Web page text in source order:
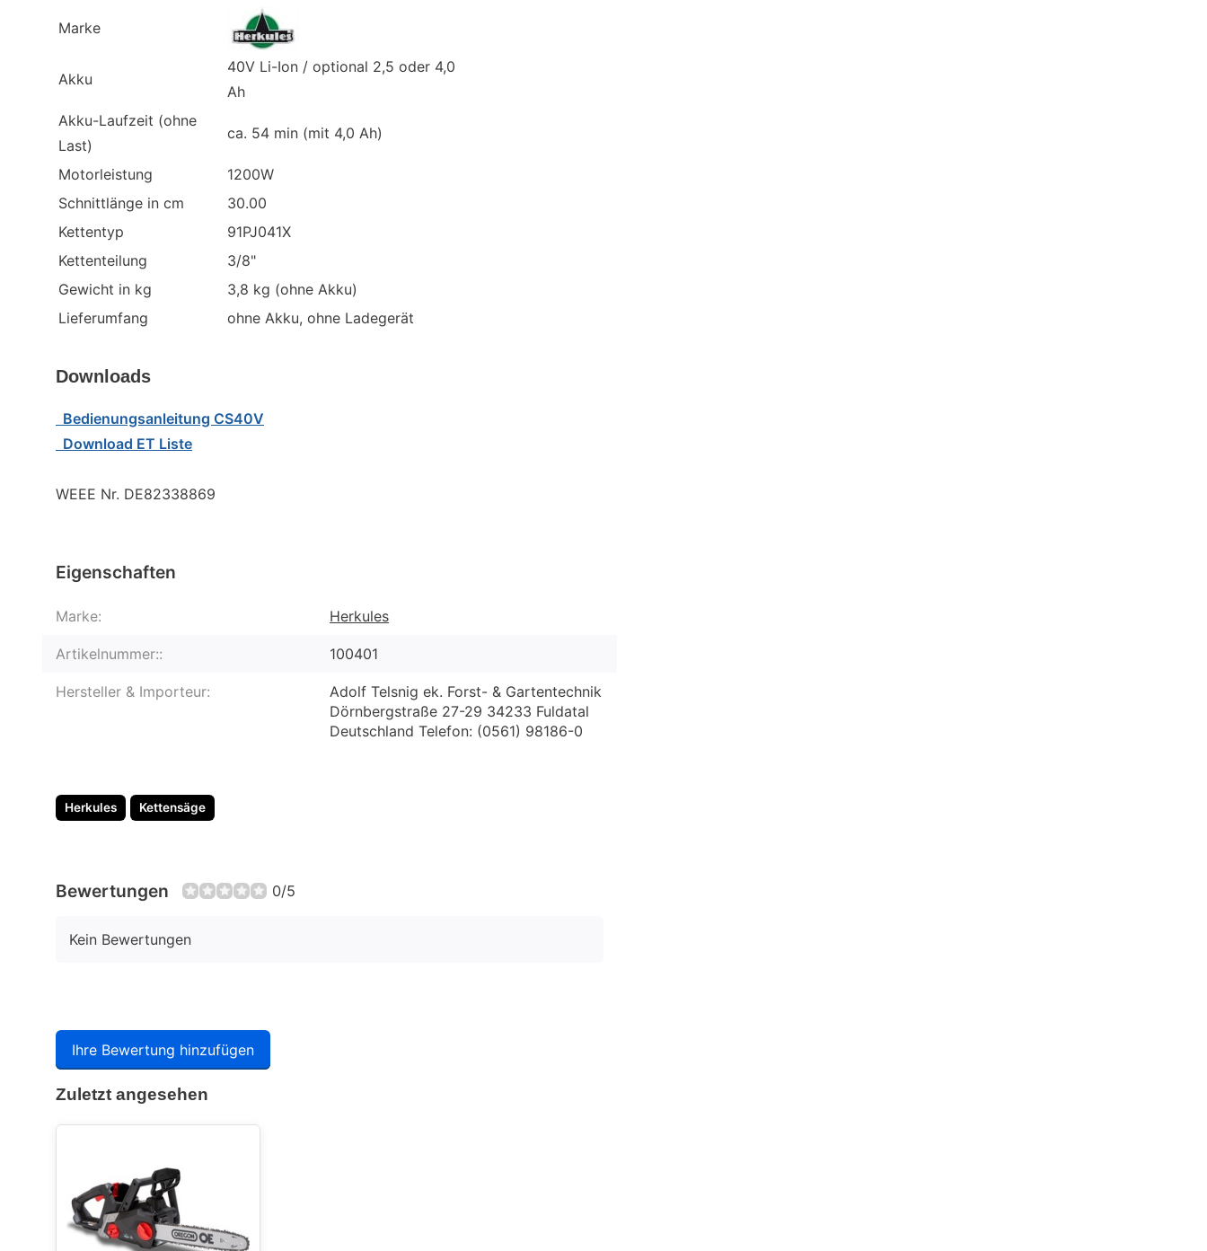
Marke
Akku
40V Li-Ion / optional 2,5 oder 4,0
Ah
Akku-Laufzeit (ohne
Last)
ca. 54 min (mit 4,0 Ah)
Motorleistung
1200W
Schnittlänge in cm
30.00
Kettentyp
91PJ041X
Kettenteilung
3/8"
Gewicht in kg
3,8 kg (ohne Akku)
Lieferumfang
ohne Akku, ohne Ladegerät
Downloads
Bedienungsanleitung CS40V
Download ET Liste
WEEE Nr. DE82338869
Eigenschaften
Marke: Herkules
Artikelnummer:: 100401
Hersteller & Importeur:
Adolf Telsnig ek. Forst- & Gartentechnik
Dörnbergstraße 27-29 34233 Fuldatal
Deutschland Telefon: (0561) 98186-0
Herkules Kettensäge
Bewertungen 0/5
Kein Bewertungen
Ihre Bewertung hinzufügen
Zuletzt angesehen